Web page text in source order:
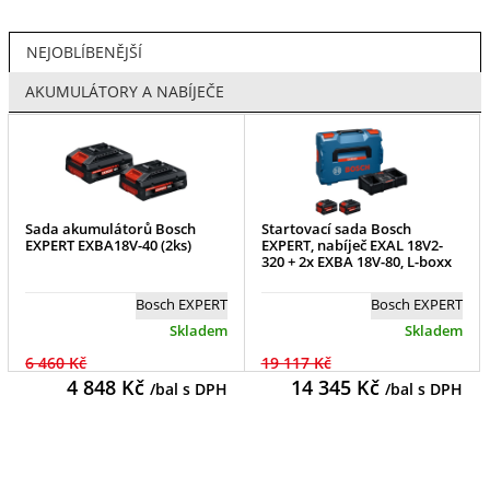
NEJOBLÍBENĚJŠÍ
AKUMULÁTORY A NABÍJEČE
Sada akumulátorů Bosch
EXPERT EXBA18V-40 (2ks)
Bosch EXPERT
Skladem
6 460 Kč
4 848Kč /bal s DPH
Startovací sada Bosch
EXPERT, nabíječ EXAL 18V2-
320 + 2x EXBA 18V-80, L-boxx
Bosch EXPERT
Skladem
19 117 Kč
14 345Kč /bal s DPH